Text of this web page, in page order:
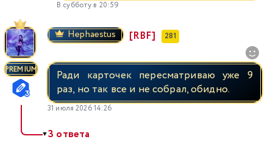
В субботу в 20:59
PREMIUM
Hephaestus [RBF] 281
Ради карточек пересматриваю уже 9
раз, но так все и не собрал, обидно.
31 июля 2026 14:26
▼3 ответа